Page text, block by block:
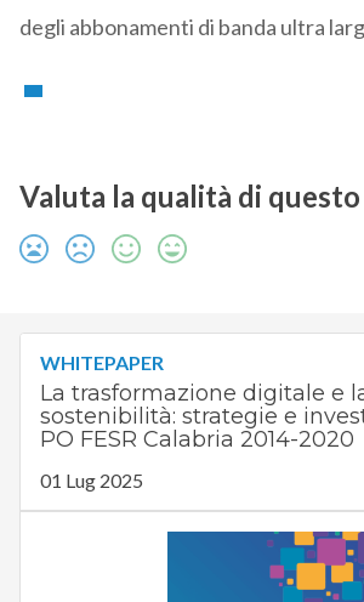
degli abbonamenti di banda ultra
Valuta la qualità di
WHITEPAPER
La trasformazione digitale e
sostenibilità: strategie e
PO FESR Calabria 2014-2020
01 Lug 2025